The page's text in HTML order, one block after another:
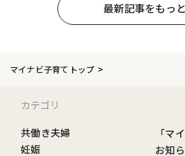
最新記事をもっ
マイナビ子育てトップ
カテゴリ
共働き夫婦
妊娠
「マ
お知